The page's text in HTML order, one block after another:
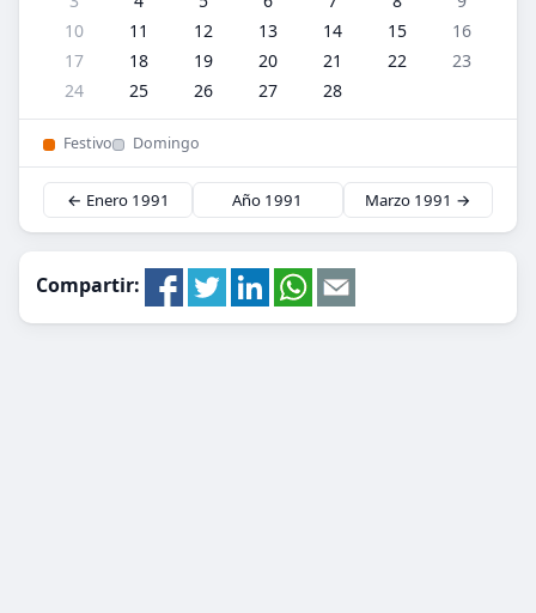
10
11 12 13 14 15
16
17
18 19 20 21 22
23
24
25 26 27 28
Festivo Domingo
← Enero 1991 Año 1991 Marzo 1991 →
Compartir: